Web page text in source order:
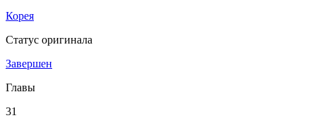
Корея
Статус оригинала
Завершен
Главы
31